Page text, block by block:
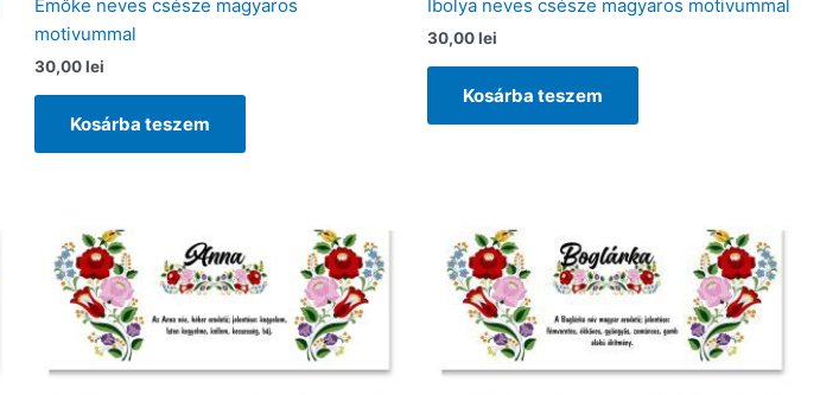
Emőke neves csésze magyaros
motivummal
30,00lei
Kosárba teszem
Ibolya neves csésze magyaros motivummal
30,00lei
Kosárba teszem